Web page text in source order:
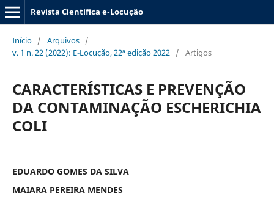
Revista Científica e-Locução
Início / Arquivos /
v. 1 n. 22 (2022): E-Locução, 22ª edição 2022 / Artigos
CARACTERÍSTICAS E PREVENÇÃO
DA CONTAMINAÇÃO ESCHERICHIA
COLI
EDUARDO GOMES DA SILVA
MAIARA PEREIRA MENDES